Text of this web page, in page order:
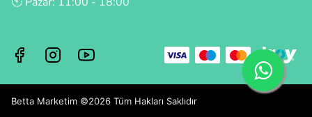
Betta Marketim ©2026 Tüm Hakları Saklıdır